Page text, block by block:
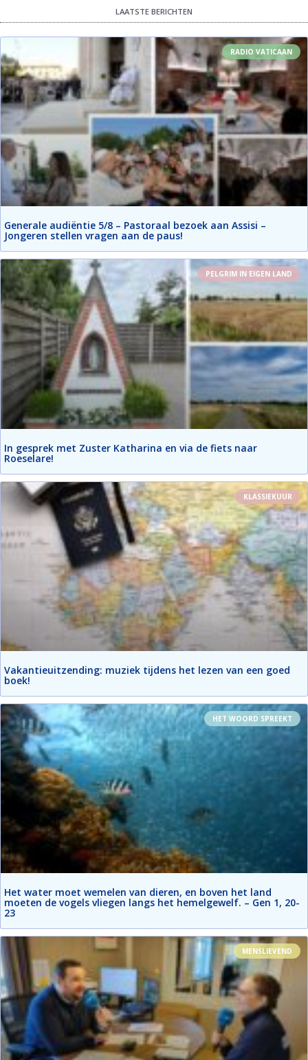
LAATSTE BERICHTEN
RADIO VATICAAN
Generale audiëntie 5/8 – Pastoraal bezoek aan Assisi –
Jongeren stellen vragen aan de paus!
PELGRIM IN EIGEN LAND
In gesprek met Zuster Katharina en via de fiets naar
Roeselare!
KLASSIEKUUR
Vakantieuitzending: muziek tijdens het lezen van een goed
boek!
HET WOORD SPREEKT
Het water moet wemelen van dieren, en boven het land
moeten de vogels vliegen langs het hemelgewelf. – Gen 1, 20-
23
MENSLIEVEND